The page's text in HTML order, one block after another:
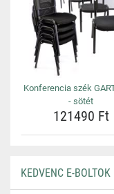
Konferencia szék
- sötét
121490 Ft
KEDVENC E-BOLTOK